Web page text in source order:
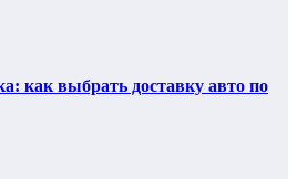
как выбрать доставку авто по